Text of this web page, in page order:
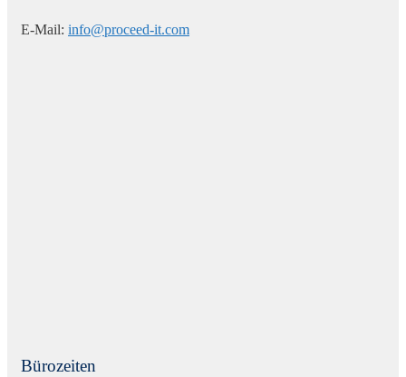
E-Mail: info@proceed-it.com
Bürozeiten